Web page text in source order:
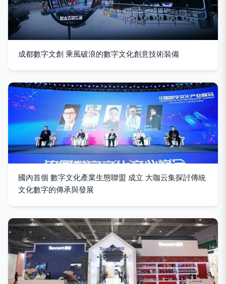
成都數字文創 乘風破浪的數字文化創意技術裝備
國內首個 數字文化產業生態聯盟 成立 大咖云集探討傳統
文化數字的傳承與發展